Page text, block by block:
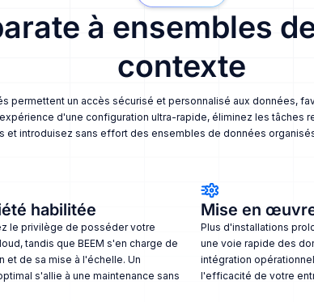
à ensembles
contexte
permettent un accès sécurisé et personnalisé aux données,
d'une configuration ultra-rapide, éliminez les tâches
et introduisez sans effort des ensembles de données
habilitée
le privilège de posséder votre
tandis que BEEM s'en charge de
et de sa mise à l'échelle. Un
s'allie à une maintenance sans
Mise en
Plus d'installations
une voie rapide des
intégration
l'efficacité de votre